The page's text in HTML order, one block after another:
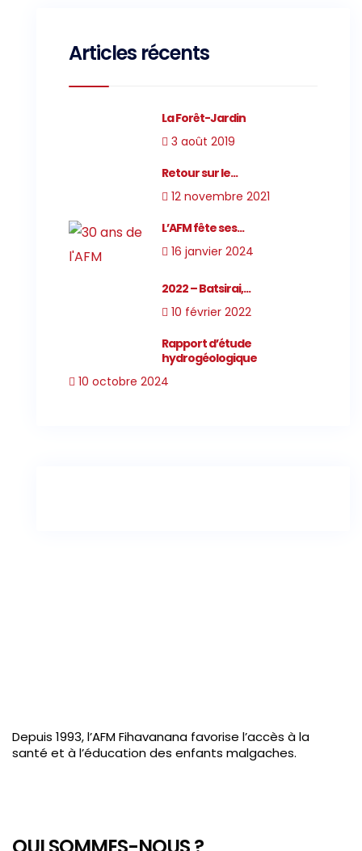
Articles récents
La Forêt-Jardin
3 août 2019
Retour sur le...
12 novembre 2021
L’AFM fête ses...
16 janvier 2024
2022 – Batsirai,...
10 février 2022
Rapport d’étude
hydrogéologique
10 octobre 2024
Depuis 1993, l’AFM Fihavanana favorise l’accès à la
santé et à l’éducation des enfants malgaches.